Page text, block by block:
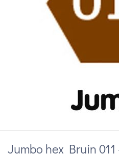
Jumbo hex Bruin